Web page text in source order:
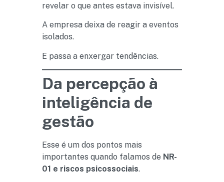
revelar o que antes estava invisível.
A empresa deixa de reagir a eventos
isolados.
E passa a enxergar tendências.
Da percepção à
inteligência de
gestão
Esse é um dos pontos mais
importantes quando falamos de NR-
01 e riscos psicossociais.